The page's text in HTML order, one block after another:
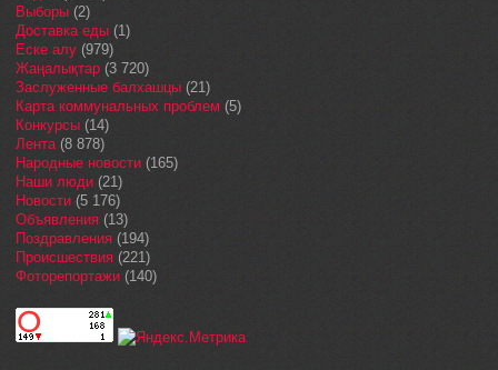
Выборы (2)
Доставка еды (1)
Еске алу (979)
Жаңалықтар (3 720)
Заслуженные балхашцы (21)
Карта коммунальных проблем (5)
Конкурсы (14)
Лента(8 878)
Народные новости (165)
Наши люди (21)
Новости (5 176)
Объявления (13)
Поздравления (194)
Происшествия (221)
Фоторепортажи (140)